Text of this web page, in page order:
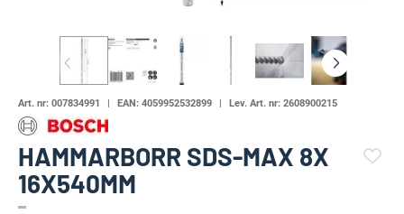
Art. nr: 007834991 EAN: 4059952532899 Lev. Art. nr: 2608900215
HAMMARBORR SDS-MAX 8X
16X540MM